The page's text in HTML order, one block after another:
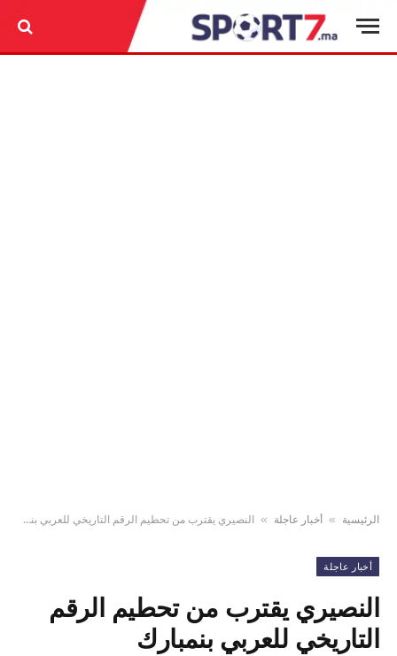
الرئيسية » أخبار عاجلة » النصيري يقترب من تحطيم الرقم التاريخي للعربي بنمبارك
أخبار عاجلة
النصيري يقترب من تحطيم الرقم
التاريخي للعربي بنمبارك